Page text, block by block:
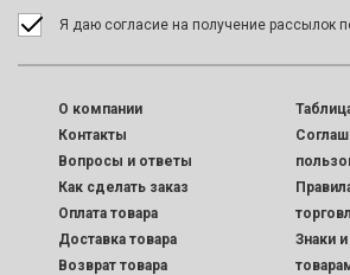
Я даю согласие на получение рассылок
O компании
Контакты
Вопросы и ответы
Как сделать заказ
Оплата товара
Доставка товара
Возврат товара
Знаки